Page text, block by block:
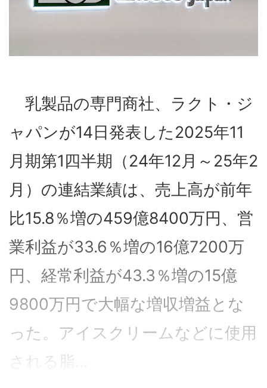
乳製品の専門商社、ラクト・ジ
ャパンが14日発表した2025年11
月期第1四半期（24年12月～25年2
月）の連結業績は、売上高が前年
比15.8％増の459億8400万円、営
業利益が33.6％増の16億7200万
円、経常利益が43.3％増の15億
9800万円で大幅な増収増益とな
った。アイスクリームなどに使用
される脂...